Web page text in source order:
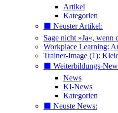
Artikel
Kategorien
⬛️ Neuster Artikel:
Sage nicht »Ja«, wenn
Workplace Learning:
Trainer-Image (1):
⬛️ Weiterbildungs-
News
KI-News
Kategorien
⬛️ Neuste News: